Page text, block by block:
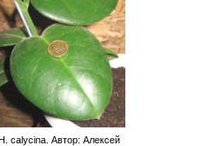
H. calycina. Автор: Алексей